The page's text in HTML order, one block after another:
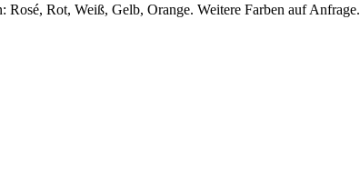
Rot, Weiß, Gelb, Orange. Weitere Farben auf Anfrage.